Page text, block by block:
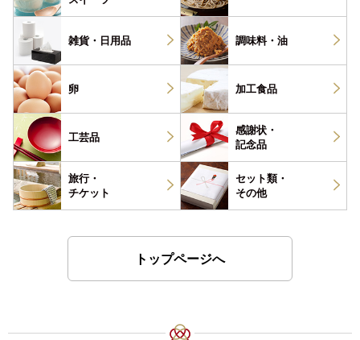
雑貨・ 日用品 調味料・ 油
卵 加工食品
工芸品
感謝状・
記念品
旅行・
チケット
セット類・
その他
トップページへ